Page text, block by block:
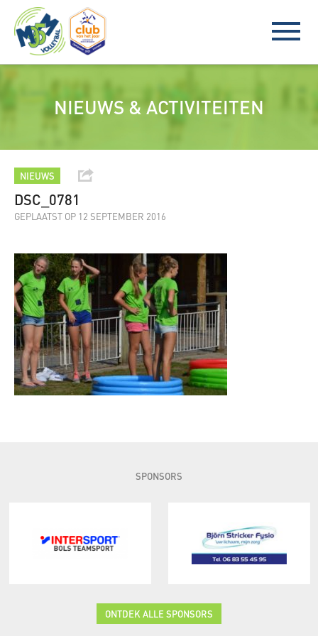
NIEUWS & ACTIVITEITEN
NIEUWS
DSC_0781
GEPLAATST OP 12 SEPTEMBER 2016
SPONSORS
ONTDEK ALLE SPONSORS